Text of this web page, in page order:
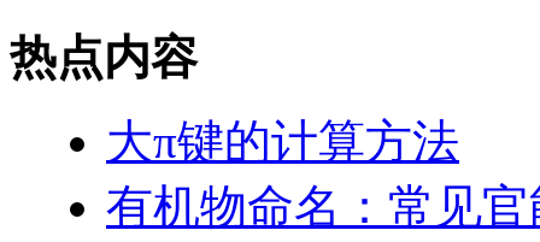
热点内容
大π键的计算方法
有机物命名：常见